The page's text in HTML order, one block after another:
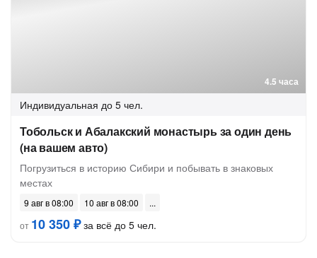
4.5 часа
Индивидуальная до 5 чел.
Тобольск и Абалакский монастырь за один день
(на вашем авто)
Погрузиться в историю Сибири и побывать в знаковых
местах
9 авг в 08:00
10 авг в 08:00
от 10 350 ₽за всё до 5 чел.